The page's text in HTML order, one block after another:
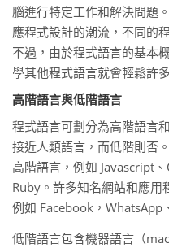
腦進行特定工作和解決問題
應程式設計的潮流，不同的
不過，由於程式語言的基本
學其他程式語言就會輕鬆許
高階語言與低階語言
程式語言可劃分為高階語言
接近人類語言，而低階則否
高階語言，例如 Javascript
Ruby。許多知名網站和應用
例如 Facebook，WhatsApp
低階語言包含機器語言（